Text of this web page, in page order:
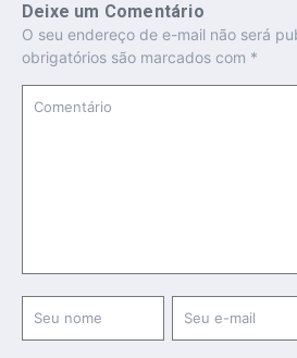
Deixe um Comentário
O seu endereço de e-mail não será
obrigatórios são marcados com *